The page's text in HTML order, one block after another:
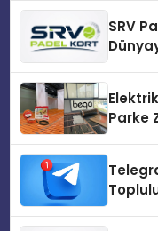
SRV
Parke